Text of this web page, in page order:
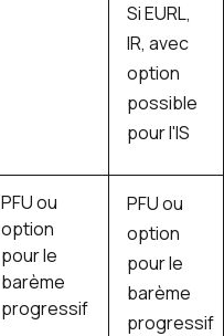
Si EURL,
IR, avec
option
possible
pour l'IS
PFU ou
option
pour le
barème
progressif
PFU ou
option
pour le
barème
progressif